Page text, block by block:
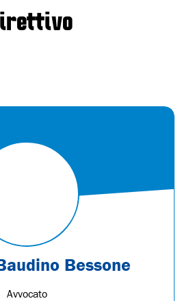
Bessone
Avvocato